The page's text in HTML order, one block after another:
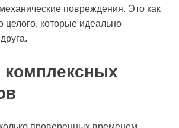
повреждения. Это как
целого, которые идеально
комплексных